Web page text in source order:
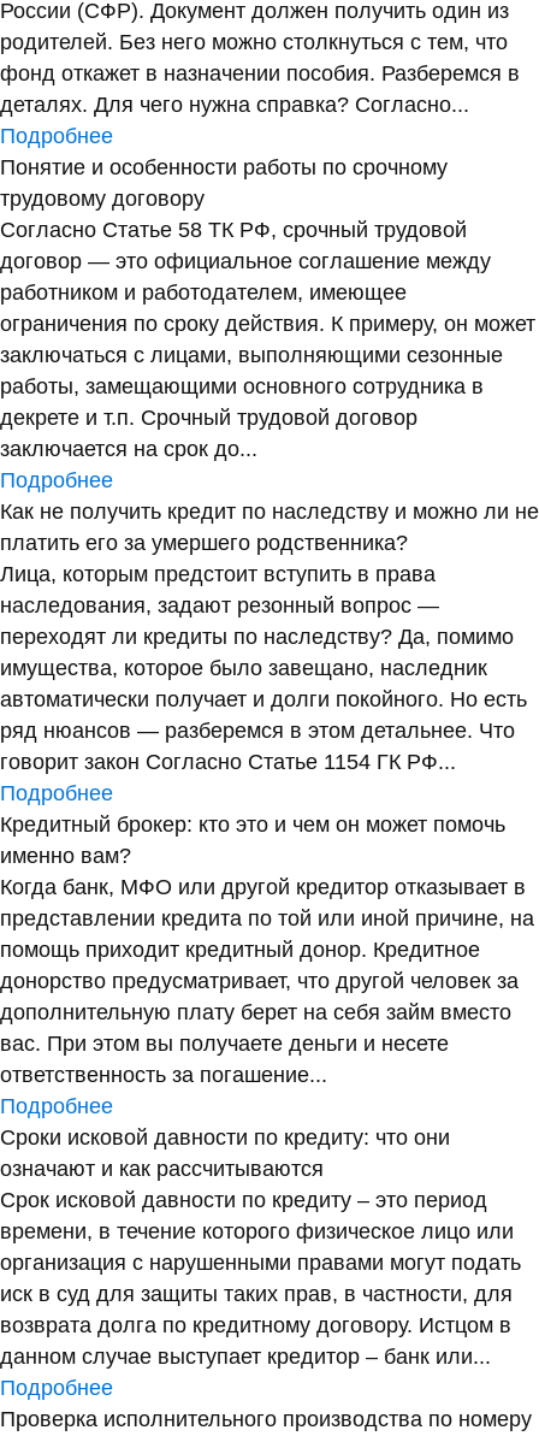
России (СФР). Документ должен получить один из
родителей. Без него можно столкнуться с тем, что
фонд откажет в назначении пособия. Разберемся в
деталях. Для чего нужна справка? Согласно...
Подробнее
Понятие и особенности работы по срочному
трудовому договору
Согласно Статье 58 ТК РФ, срочный трудовой
договор — это официальное соглашение между
работником и работодателем, имеющее
ограничения по сроку действия. К примеру, он может
заключаться с лицами, выполняющими сезонные
работы, замещающими основного сотрудника в
декрете и т.п. Срочный трудовой договор
заключается на срок до...
Подробнее
Как не получить кредит по наследству и можно ли не
платить его за умершего родственника?
Лица, которым предстоит вступить в права
наследования, задают резонный вопрос —
переходят ли кредиты по наследству? Да, помимо
имущества, которое было завещано, наследник
автоматически получает и долги покойного. Но есть
ряд нюансов — разберемся в этом детальнее. Что
говорит закон Согласно Статье 1154 ГК РФ...
Подробнее
Кредитный брокер: кто это и чем он может помочь
именно вам?
Когда банк, МФО или другой кредитор отказывает в
представлении кредита по той или иной причине, на
помощь приходит кредитный донор. Кредитное
донорство предусматривает, что другой человек за
дополнительную плату берет на себя займ вместо
вас. При этом вы получаете деньги и несете
ответственность за погашение...
Подробнее
Сроки исковой давности по кредиту: что они
означают и как рассчитываются
Срок исковой давности по кредиту – это период
времени, в течение которого физическое лицо или
организация с нарушенными правами могут подать
иск в суд для защиты таких прав, в частности, для
возврата долга по кредитному договору. Истцом в
данном случае выступает кредитор – банк или...
Подробнее
Проверка исполнительного производства по номеру